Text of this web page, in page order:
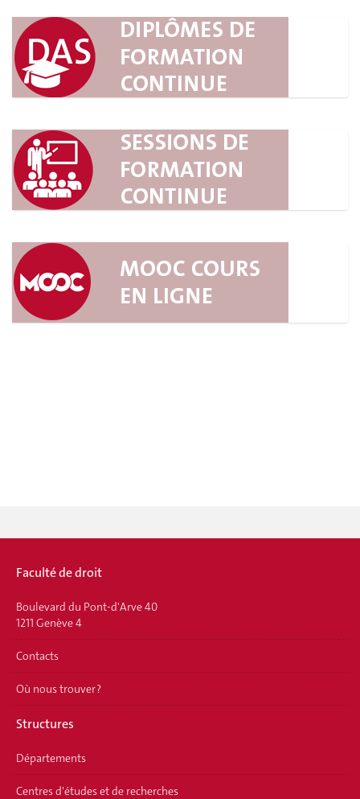
Faculté de droit
Boulevard du Pont-d'Arve 40
1211 Genève 4
Contacts
Où nous trouver ?
Structures
Départements
Centres d'études et de recherches